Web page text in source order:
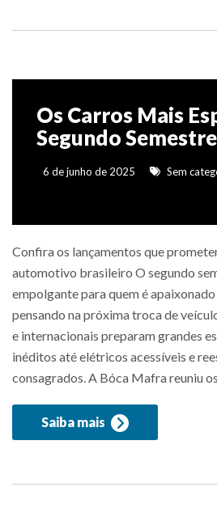
Os Carros Mais
Segundo
6 de junho de 2025 Sem
Confira os lançamentos que
automotivo brasileiro O segundo
empolgante para quem é
pensando na próxima troca de
e internacionais preparam grandes
inéditos até elétricos acessíveis e
consagrados. A Bóca Mafra reuniu
Saiba mais